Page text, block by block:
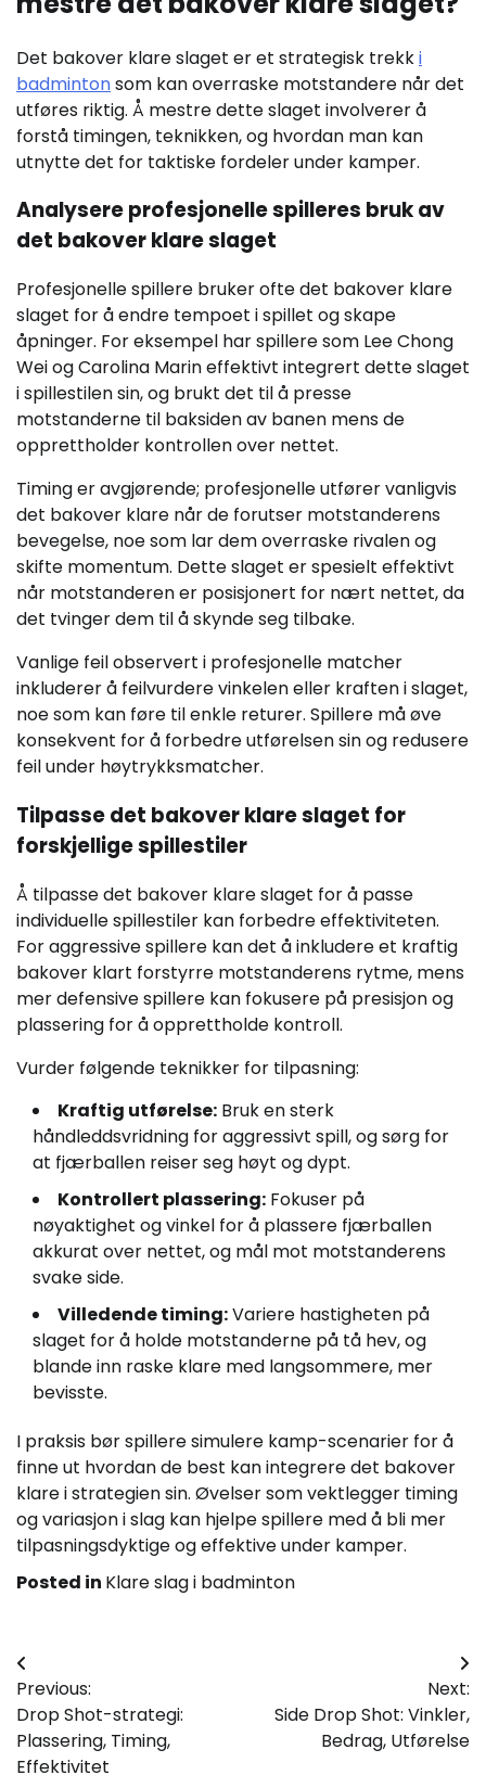
Det bakover klare slaget er et strategisk trekki
badmintonsom kan overraske motstandere når det
utføres riktig. Å mestre dette slaget involverer å
forstå timingen, teknikken, og hvordan man kan
utnytte det for taktiske fordeler under kamper.
Analysere profesjonelle spilleres bruk av
det bakover klare slaget
Profesjonelle spillere bruker ofte det bakover klare
slaget for å endre tempoet i spillet og skape
åpninger. For eksempel har spillere som Lee Chong
Wei og Carolina Marin effektivt integrert dette slaget
i spillestilen sin, og brukt det til å presse
motstanderne til baksiden av banen mens de
opprettholder kontrollen over nettet.
Timing er avgjørende; profesjonelle utfører vanligvis
det bakover klare når de forutser motstanderens
bevegelse, noe som lar dem overraske rivalen og
skifte momentum. Dette slaget er spesielt effektivt
når motstanderen er posisjonert for nært nettet, da
det tvinger dem til å skynde seg tilbake.
Vanlige feil observert i profesjonelle matcher
inkluderer å feilvurdere vinkelen eller kraften i slaget,
noe som kan føre til enkle returer. Spillere må øve
konsekvent for å forbedre utførelsen sin og redusere
feil under høytrykksmatcher.
Tilpasse det bakover klare slaget for
forskjellige spillestiler
Å tilpasse det bakover klare slaget for å passe
individuelle spillestiler kan forbedre effektiviteten.
For aggressive spillere kan det å inkludere et kraftig
bakover klart forstyrre motstanderens rytme, mens
mer defensive spillere kan fokusere på presisjon og
plassering for å opprettholde kontroll.
Vurder følgende teknikker for tilpasning:
Kraftig utførelse: Bruk en sterk
håndleddsvridning for aggressivt spill, og sørg for
at fjærballen reiser seg høyt og dypt.
Kontrollert plassering: Fokuser på
nøyaktighet og vinkel for å plassere fjærballen
akkurat over nettet, og mål mot motstanderens
svake side.
Villedende timing:Variere hastigheten på
slaget for å holde motstanderne på tå hev, og
blande inn raske klare med langsommere, mer
bevisste.
I praksis bør spillere simulere kamp-scenarier for å
finne ut hvordan de best kan integrere det bakover
klare i strategien sin. Øvelser som vektlegger timing
og variasjon i slag kan hjelpe spillere med å bli mer
tilpasningsdyktige og effektive under kamper.
Posted in Klare slag i badminton
Post
navigation
Previous:
Drop Shot-strategi:
Plassering, Timing,
Effektivitet
Next:
Side Drop Shot: Vinkler,
Bedrag, Utførelse